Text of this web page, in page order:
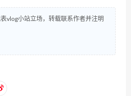
vlog小站立场，转载联系作者并注明